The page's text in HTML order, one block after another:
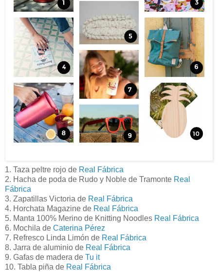
1. Taza peltre rojo de Real Fábrica
2. Hacha de poda de Rudo y Noble de Tramonte Real
Fábrica
3. Zapatillas Victoria de Real Fábrica
4. Horchata Magazine de Real Fábrica
5. Manta 100% Merino de Knitting Noodles Real Fábrica
6. Mochila de Caterina Pérez
7. Refresco Linda Limón de Real Fábrica
8. Jarra de aluminio de Real Fábrica
9. Gafas de madera de Tu it
10. Tabla piña de Real Fábrica